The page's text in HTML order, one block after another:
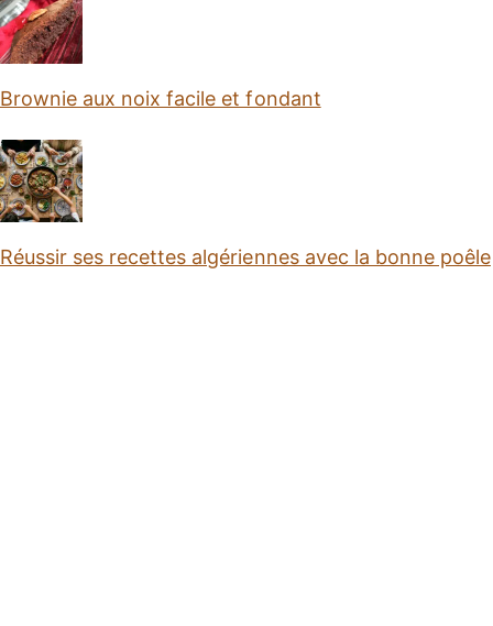
Brownie aux noix facile et fondant
Réussir ses recettes algériennes avec la bonne poêle